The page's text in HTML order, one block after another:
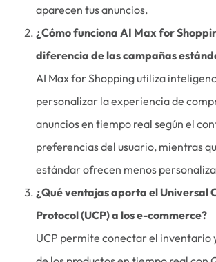
aparecen tus anuncios.
¿Cómo funciona AI Max for
diferencia de las campañas
AI Max for Shopping utiliza
personalizar la experiencia de
anuncios en tiempo real según el
preferencias del usuario, mientras
estándar ofrecen menos
¿Qué ventajas aporta el Universal
Protocol (UCP) a los e-commerce?
UCP permite conectar el inventario